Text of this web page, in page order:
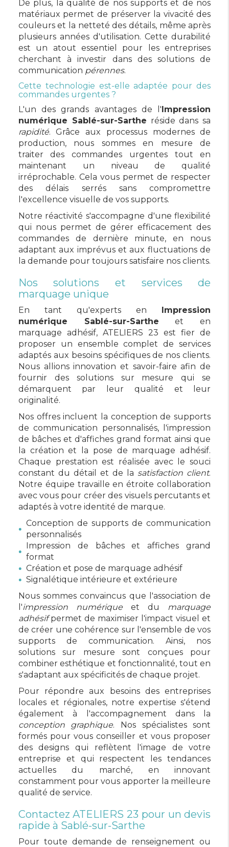
De plus, la qualité de nos supports et de nos
matériaux permet de préserver la vivacité des
couleurs et la netteté des détails, même après
plusieurs années d'utilisation. Cette durabilité
est un atout essentiel pour les entreprises
cherchant à investir dans des solutions de
communication pérennes.
Cette technologie est-elle adaptée pour des
commandes urgentes ?
L'un des grands avantages de l'Impression
numérique Sablé-sur-Sarthe réside dans sa
rapidité. Grâce aux processus modernes de
production, nous sommes en mesure de
traiter des commandes urgentes tout en
maintenant un niveau de qualité
irréprochable. Cela vous permet de respecter
des délais serrés sans compromettre
l'excellence visuelle de vos supports.
Notre réactivité s'accompagne d'une flexibilité
qui nous permet de gérer efficacement des
commandes de dernière minute, en nous
adaptant aux imprévus et aux fluctuations de
la demande pour toujours satisfaire nos clients.
Nos solutions et services de
marquage unique
En tant qu'experts en Impression
numérique Sablé-sur-Sarthe et en
marquage adhésif, ATELIERS 23 est fier de
proposer un ensemble complet de services
adaptés aux besoins spécifiques de nos clients.
Nous allions innovation et savoir-faire afin de
fournir des solutions sur mesure qui se
démarquent par leur qualité et leur
originalité.
Nos offres incluent la conception de supports
de communication personnalisés, l'impression
de bâches et d'affiches grand format ainsi que
la création et la pose de marquage adhésif.
Chaque prestation est réalisée avec le souci
constant du détail et de la satisfaction client.
Notre équipe travaille en étroite collaboration
avec vous pour créer des visuels percutants et
adaptés à votre identité de marque.
Conception de supports de communication
personnalisés
Impression de bâches et affiches grand
format
Création et pose de marquage adhésif
Signalétique intérieure et extérieure
Nous sommes convaincus que l'association de
l'impression numériqueet du marquage
adhésifpermet de maximiser l'impact visuel et
de créer une cohérence sur l'ensemble de vos
supports de communication. Ainsi, nos
solutions sur mesure sont conçues pour
combiner esthétique et fonctionnalité, tout en
s'adaptant aux spécificités de chaque projet.
Pour répondre aux besoins des entreprises
locales et régionales, notre expertise s'étend
également à l'accompagnement dans la
conception graphique. Nos spécialistes sont
formés pour vous conseiller et vous proposer
des designs qui reflètent l'image de votre
entreprise et qui respectent les tendances
actuelles du marché, en innovant
constamment pour vous apporter la meilleure
qualité de service.
Contactez ATELIERS 23 pour un devis
rapide à Sablé-sur-Sarthe
Pour toute demande de renseignement ou